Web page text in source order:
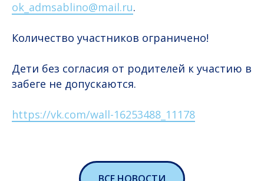
ok_admsablino@mail.ru.
Количество участников ограничено!
Дети без согласия от родителей к участию в
забеге не допускаются.
https://vk.com/wall-16253488_11178